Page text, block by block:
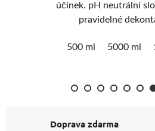
účinek. pH neutrální
pravidelné
500 ml 5000 ml
Doprava zdarma